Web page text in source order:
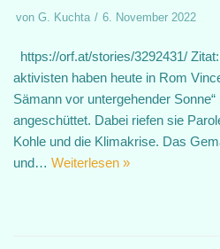
von G. Kuchta 6. November 2022
https://orf.at/stories/3292431/
aktivisten haben heute in Rom
Sämann vor untergehender
angeschüttet. Dabei riefen sie
Kohle und die Klimakrise. Das
und… Weiterlesen »